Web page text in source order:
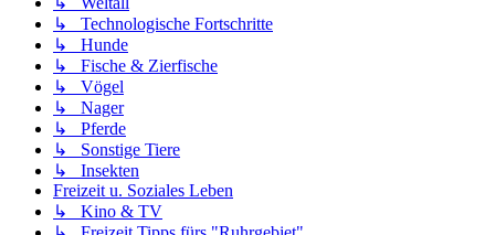
↳ Technologische Fortschritte
↳ Hunde
↳ Fische & Zierfische
↳ Vögel
↳ Nager
↳ Pferde
↳ Sonstige Tiere
↳ Insekten
Freizeit u. Soziales Leben
↳ Kino & TV